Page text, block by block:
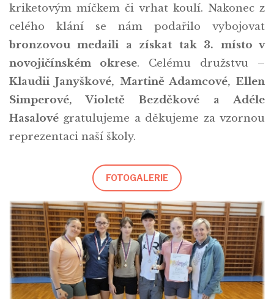
kriketovým míčkem či vrhat koulí. Nakonec z
celého klání se nám podařilo vybojovat
bronzovou medaili a získat tak 3. místo v
novojičínském okrese. Celému družstvu –
Klaudii Janyškové, Martině Adamcové, Ellen
Simperové, Violetě Bezděkové a Adéle
Hasalové gratulujeme a děkujeme za vzornou
reprezentaci naší školy.
FOTOGALERIE